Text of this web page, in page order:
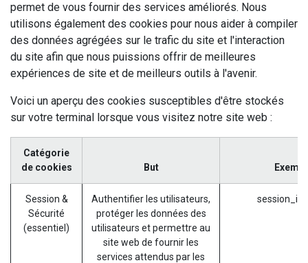
permet de vous fournir des services améliorés. Nous
utilisons également des cookies pour nous aider à compiler
des données agrégées sur le trafic du site et l'interaction
du site afin que nous puissions offrir de meilleures
expériences de site et de meilleurs outils à l'avenir.
Voici un aperçu des cookies susceptibles d'être stockés
sur votre terminal lorsque vous visitez notre site web :
Catégorie
de cookies
But
Session &
Sécurité
(essentiel)
Authentifier les utilisateurs,
protéger les données des
utilisateurs et permettre au
site web de fournir les
services attendus par les
session_id